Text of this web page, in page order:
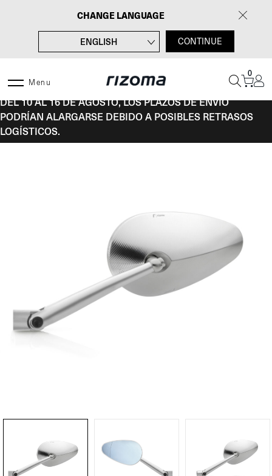
contenido
CHANGE LANGUAGE
ENGLISH
DEUTSCH
ITALIANO
CONTINUE
Menu
0
DEL 10 AL 16 DE AGOSTO, LOS PLAZOS DE ENVÍO
PODRÍAN ALARGARSE DEBIDO A POSIBLES RETRASOS
LOGÍSTICOS.